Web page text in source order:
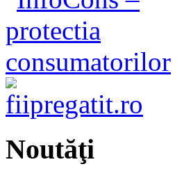
Noutăţi